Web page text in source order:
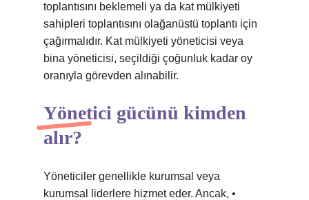
toplantısını beklemeli ya da kat mülkiyeti
sahipleri toplantısını olağanüstü toplantı için
çağırmalıdır. Kat mülkiyeti yöneticisi veya
bina yöneticisi, seçildiği çoğunluk kadar oy
oranıyla görevden alınabilir.
Yönetici gücünü kimden
alır?
Yöneticiler genellikle kurumsal veya
kurumsal liderlere hizmet eder. Ancak, •